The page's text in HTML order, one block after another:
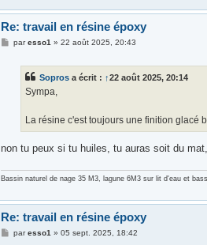
Re: travail en résine époxy
Mparesso1 »22 août 2025, 20:43
Sopros a écrit : ↑22 août 2025, 20:14
Sympa,
La résine c'est toujours une finition glacé
non tu peux si tu huiles, tu auras soit du
Bassin naturel de nage 35 M3, lagune 6M3 sur lit d'eau et
Re: travail en résine époxy
Mparesso1 »05 sept. 2025, 18:42